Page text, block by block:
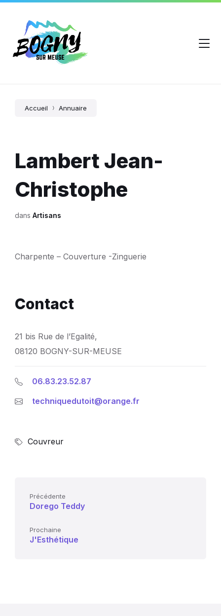
Accueil Annuaire
Lambert Jean-
Christophe
dans Artisans
Charpente – Couverture -Zinguerie
Contact
21 bis Rue de l’Egalité,
08120 BOGNY-SUR-MEUSE
06.83.23.52.87
techniquedutoit@orange.fr
Couvreur
Précédente
Dorego Teddy
Prochaine
J'Esthétique